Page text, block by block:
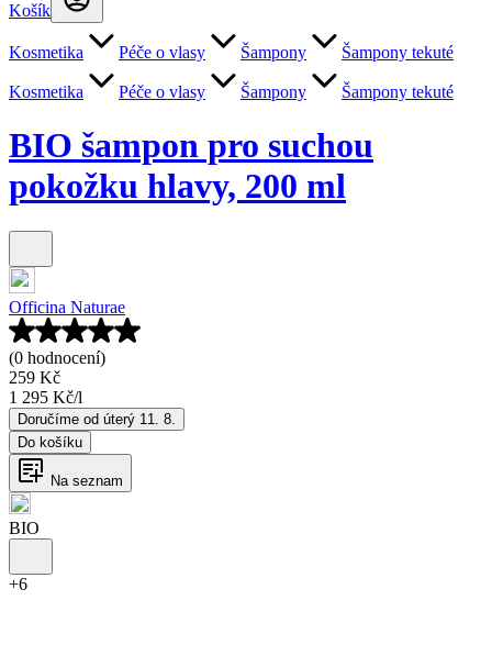
Košík
Kosmetika Péče o vlasy Šampony Šampony tekuté
Kosmetika Péče o vlasy Šampony Šampony tekuté
BIO šampon pro suchou
pokožku hlavy, 200 ml
Officina Naturae
(0 hodnocení)
259 Kč
1 295 Kč/l
Doručíme od úterý 11. 8.
Do košíku
Na seznam
BIO
+6